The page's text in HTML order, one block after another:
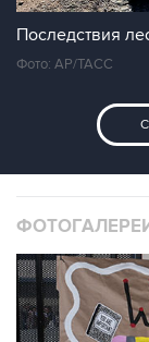
Последствия
Фото: AP/ТАСС